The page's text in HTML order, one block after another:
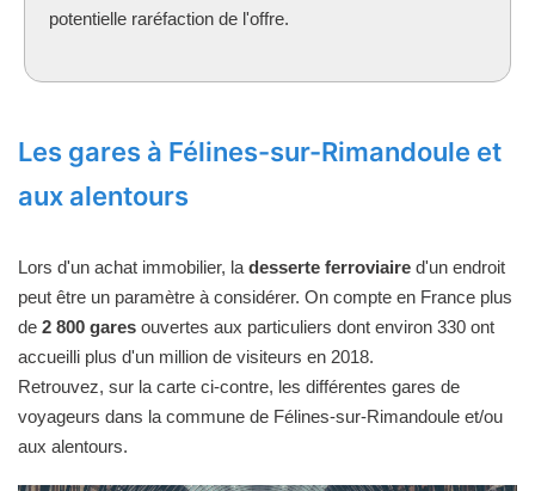
potentielle raréfaction de l'offre.
Les gares à Félines-sur-Rimandoule et
aux alentours
Lors d'un achat immobilier, la desserte ferroviaire d'un endroit
peut être un paramètre à considérer. On compte en France plus
de 2 800 gares ouvertes aux particuliers dont environ 330 ont
accueilli plus d'un million de visiteurs en 2018.
Retrouvez, sur la carte ci-contre, les différentes gares de
voyageurs dans la commune de Félines-sur-Rimandoule et/ou
aux alentours.